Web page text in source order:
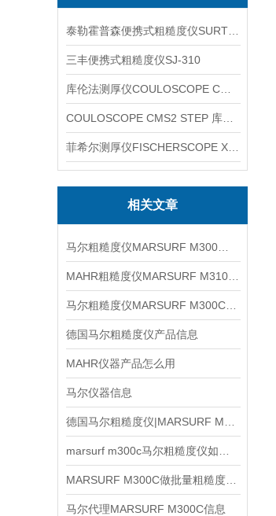
三丰便携式粗糙度仪SJ-310
相关文章
德国马尔粗糙度仪产品信息
MAHR仪器产品怎么用
马尔仪器信息
马尔代理MARSURF M300C信息